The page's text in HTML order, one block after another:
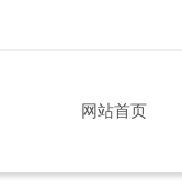
网站首页